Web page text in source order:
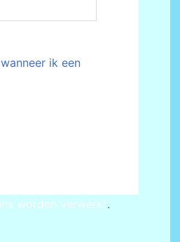
ik een
worden verwerkt.